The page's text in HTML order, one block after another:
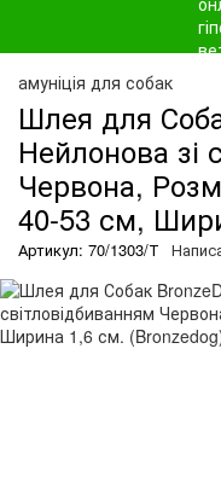
амуніція для собак
Шлея для
Нейлонова зі
Червона,
40-53 см,
Артикул: 70/1303/Т